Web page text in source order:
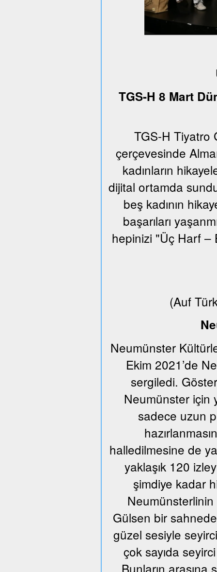
TGS-H 8 Mart
TGS-H Tiyatro
çerçevesinde
kadınların
dijital ortamda
beş kadının
başarıları
hepinizi "Üç Harf –
(Auf
Neumünster
Ekim 2021’de
sergiledi.
Neumünster için
sadece uzun
halledilmesine de
yaklaşık 120
şimdiye kadar
Gülsen bir
güzel sesiyle
çok sayıda
Bunların